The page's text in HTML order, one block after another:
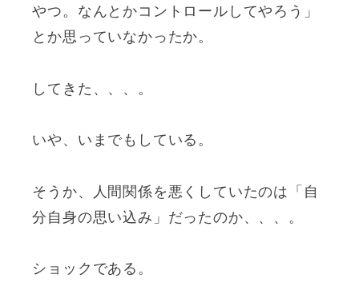
やつ。なんとかコントロールしてやろう」
とか思っていなかったか。
してきた、、、。
いや、いまでもしている。
そうか、人間関係を悪くしていたのは「自
分自身の思い込み」だったのか、、、。
ショックである。